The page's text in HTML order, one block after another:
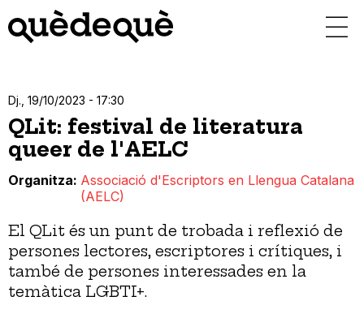
contingut
Dj., 19/10/2023 - 17:30
QLit: festival de literatura
queer de l'AELC
Organitza Associació d'Escriptors en Llengua Catalana
(AELC)
El QLit és un punt de trobada i reflexió de
persones lectores, escriptores i crítiques, i
també de persones interessades en la
temàtica LGBTI+.